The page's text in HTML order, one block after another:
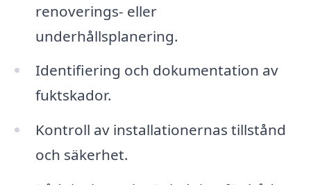
renoverings- eller
underhållsplanering.
Identifiering och dokumentation av
fuktskador.
Kontroll av installationernas tillstånd
och säkerhet.